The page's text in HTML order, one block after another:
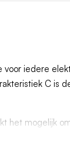
iedere
C is
het mogelijk